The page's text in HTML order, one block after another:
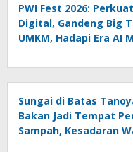
PWI Fest 2026:
Digital, Gandeng Big
UMKM, Hadapi Era AI
Sungai di Batas
Bakan Jadi Tempat
Sampah, Kesadaran